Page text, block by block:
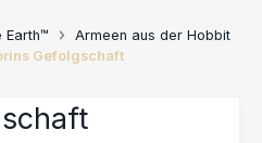
Earth™
Armeen aus der Hobbit
Gefolgschaft